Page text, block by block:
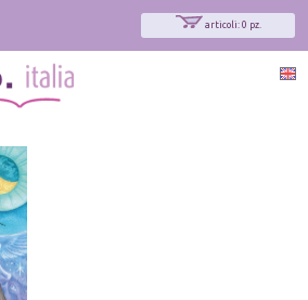
articoli: 0 pz.